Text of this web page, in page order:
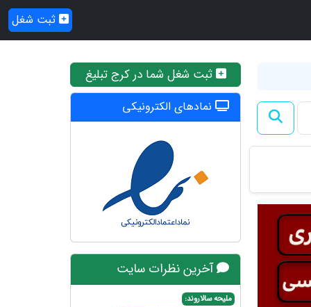
ثبت شغل
ثبت شغل شما در کرج تبلیغ
نمادهای الکترونیکی
آخرین نظرات سایت
ملیحه سالاروند: